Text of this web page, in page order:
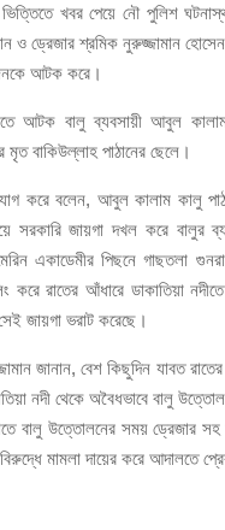
খবর পেয়ে নৌ পুলিশ
ও ড্রেজার শ্রমিক নুরুজ্জামান
আটক করে।
আটক বালু ব্যবসায়ী আবুল কালাম
মৃত বাকিউল্লাহ পাঠানের ছেলে।
করে বলেন, আবুল কালাম কালু
সরকারি জায়গা দখল করে বালুর
একাডেমীর পিছনে গাছতলা
করে রাতের আঁধারে ডাকাতিয়া
জায়গা ভরাট করেছে।
জানান, বেশ কিছুদিন যাবত
নদী থেকে অবৈধভাবে বালু
বালু উত্তোলনের সময় ড্রেজার সহ
মামলা দায়ের করে আদালতে